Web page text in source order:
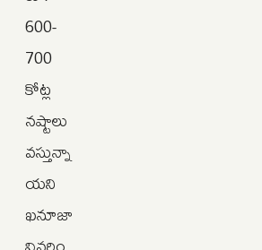
600-
700
కోట్ల
నష్టాలు
వస్తున్నా
యని
ఖనూజా